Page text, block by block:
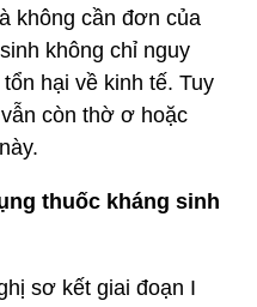
không cần đơn của
không chỉ nguy
hại về kinh tế. Tuy
còn thờ ơ hoặc
thuốc kháng sinh
sơ kết giai đoạn I